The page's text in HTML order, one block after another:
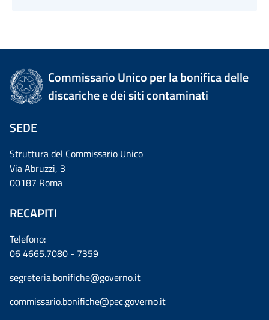
Commissario Unico per la bonifica delle
discariche e dei siti contaminati
SEDE
Struttura del Commissario Unico
Via Abruzzi, 3
00187 Roma
RECAPITI
Telefono:
06 4665.7080 - 7359
segreteria.bonifiche@governo.it
commissario.bonifiche@pec.governo.it